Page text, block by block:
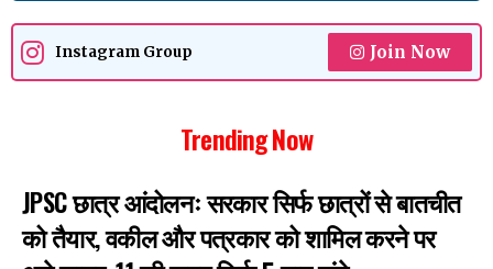
Instagram Group Join Now
Trending Now
JPSC छात्र आंदोलनः सरकार सिर्फ छात्रों से बातचीत
को तैयार, वकील और पत्रकार को शामिल करने पर